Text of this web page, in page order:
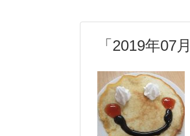
「 2019年07月